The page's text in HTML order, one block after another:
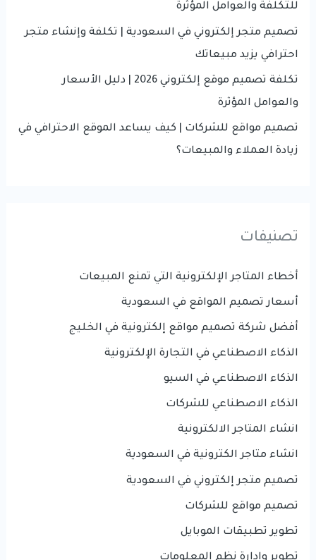
للتكلفة والعوامل المؤثرة
تصميم متجر إلكتروني في السعودية | تكلفة وإنشاء متجر
احترافي يزيد مبيعاتك
تكلفة تصميم موقع إلكتروني 2026 | دليل الأسعار
والعوامل المؤثرة
تصميم مواقع للشركات | كيف يساعد الموقع الاحترافي في
زيادة العملاء والمبيعات؟
تصنيفات
أخطاء المتاجر الإلكترونية التي تمنع المبيعات
أسعار تصميم المواقع في السعودية
أفضل شركة تصميم مواقع إلكترونية في الخليج
الذكاء الاصطناعي في التجارة الإلكترونية
الذكاء الاصطناعي في السيو
الذكاء الاصطناعي للشركات
انشاء المتاجر الالكترونية
انشاء متاجر الكترونية في السعودية
تصميم متجر إلكتروني في السعودية
تصميم مواقع للشركات
تطوير تطبيقات الموبايل
تطوير وإدارة نظم المعلومات